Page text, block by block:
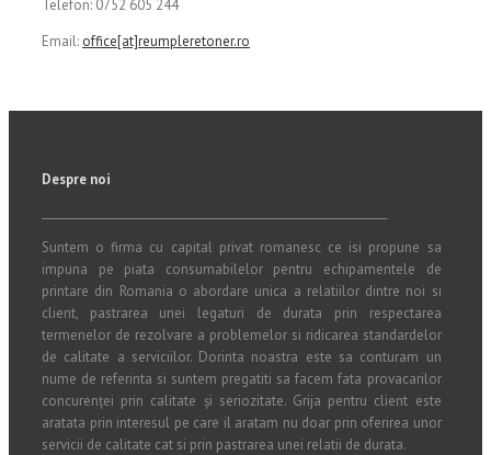
Telefon: 0752 605 244
Email: office[at]reumpleretoner.ro
Despre noi
Suntem o firma cu capital privat romanesc ce isi propune sa
impuna pe piata consumabilelor pentru echipamentele de
printare din Romania o abordare unica a relatiilor dintre noi si
client, pastrarea unei legaturi de durata prin respectarea
termenelor de rezolvare a problemelor si ridicarea standardelor
de calitate a serviciilor. Dorinta noastra este sa conturam un
nume de referinta si suntem pregatiti sa facem fata provacarilor
concurenței prin calitate și seriozitate. Grija pentru client este
aratata prin interesul pe care il aratam nu doar prin oferirea unor
servicii de calitate cat si prin pastrarea unei relatii de durata.